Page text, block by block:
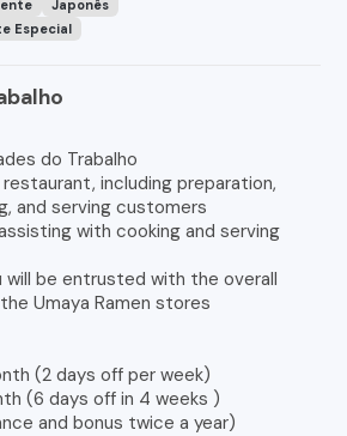
Japonês
Especial
do Trabalho
including preparation,
and serving customers
with cooking and serving
will be entrusted with the overall
Umaya Ramen stores
(2 days off per week)
(6 days off in 4 weeks )
and bonus twice a year)